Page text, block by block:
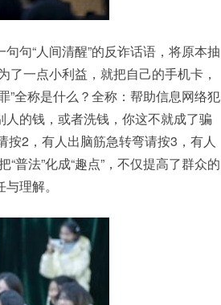
句“人间清醒”的反诈话语，将原本抽
了一点小利益，就把自己的手机卡，
”全称是什么？全称：帮助信息网络犯
的钱，或者洗钱，你这不就成了骗
按2，有人出脑筋急转弯请按3，有人
“普法”化成“趣点”，不仅提高了群众的
理解。